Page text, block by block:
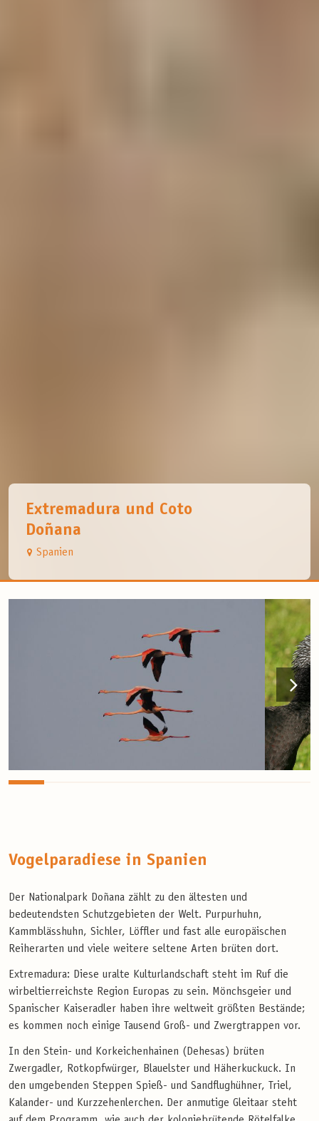
Extremadura und Coto
Doñana
Spanien
Vogelparadiese in Spanien
Der Nationalpark Doñana zählt zu den ältesten und
bedeutendsten Schutzgebieten der Welt. Purpurhuhn,
Kammblässhuhn, Sichler, Löffler und fast alle europäischen
Reiherarten und viele weitere seltene Arten brüten dort.
Extremadura: Diese uralte Kulturlandschaft steht im Ruf die
wirbeltierreichste Region Europas zu sein. Mönchsgeier und
Spanischer Kaiseradler haben ihre weltweit größten Bestände;
es kommen noch einige Tausend Groß- und Zwergtrappen vor.
In den Stein- und Korkeichenhainen (Dehesas) brüten
Zwergadler, Rotkopfwürger, Blauelster und Häherkuckuck. In
den umgebenden Steppen Spieß- und Sandflughühner, Triel,
Kalander- und Kurzzehenlerchen. Der anmutige Gleitaar steht